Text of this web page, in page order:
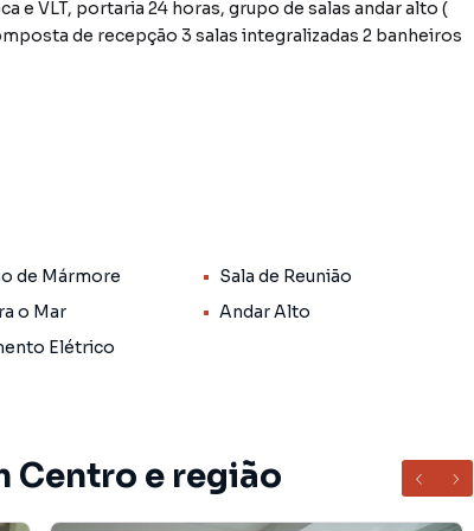
(
de recepção 3 salas integralizadas 2 banheiros
casas residenciais e comerciais, sobrados,
de Mármore
Sala de Reunião
o Mar
Andar Alto
Elétrico
Centro e região